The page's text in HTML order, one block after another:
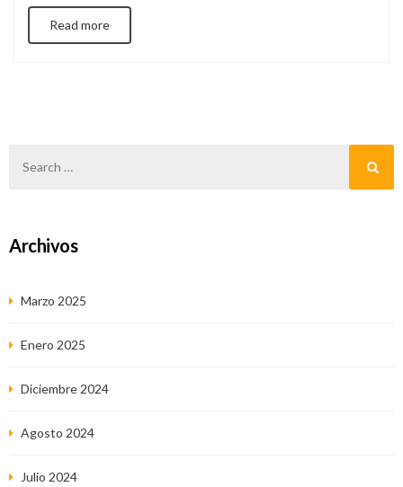
compromiso con el deporte y, en especial, con la promoción de
Read more
Archivos
Marzo 2025
Enero 2025
Diciembre 2024
Agosto 2024
Julio 2024